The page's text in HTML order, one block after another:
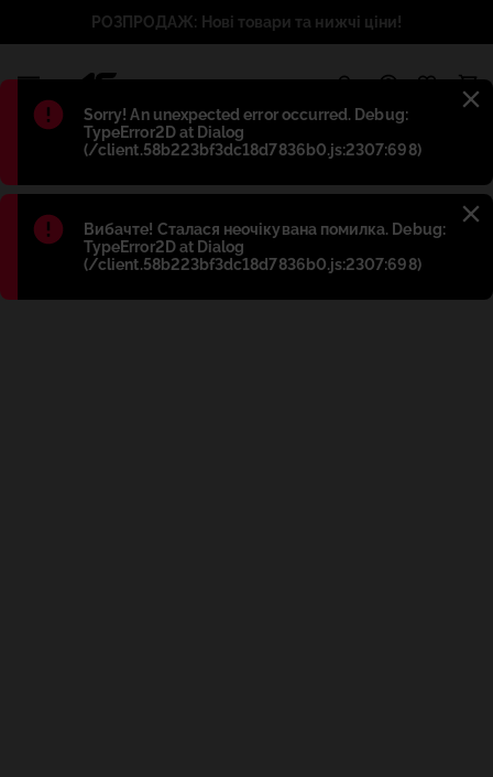
Błąd:
Sorry! An unexpected error occurred. Debug:
TypeError2D at Dialog
(/client.58b223bf3dc18d7836b0.js:2307:698)
Błąd:
Вибачте! Сталася неочікувана помилка. Debug:
TypeError2D at Dialog
(/client.58b223bf3dc18d7836b0.js:2307:698)
РОЗПРОДАЖ: Нові товари та нижчі ціни!